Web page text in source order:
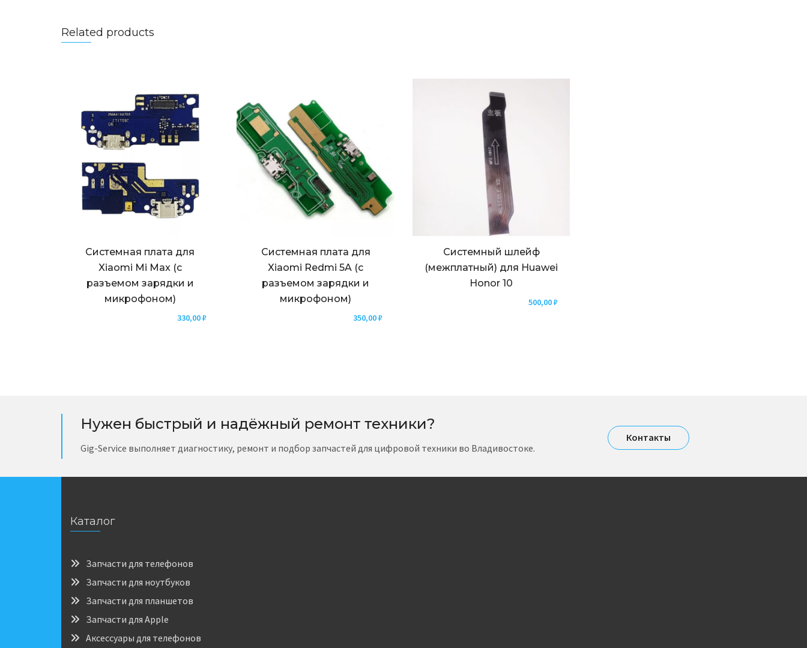
Related products
Системная плата для
Xiaomi Mi Max (с
разъемом зарядки и
микрофоном)
330,00₽
Системная плата для
Xiaomi Redmi 5A (с
разъемом зарядки и
микрофоном)
350,00₽
Системный шлейф
(межплатный) для Huawei
Honor 10
500,00₽
Нужен быстрый и надёжный ремонт техники?
Gig-Service выполняет диагностику, ремонт и подбор запчастей для цифровой техники во Владивостоке.
Контакты
Каталог
Запчасти для телефонов
Запчасти для ноутбуков
Запчасти для планшетов
Запчасти для Apple
Аксессуары для телефонов